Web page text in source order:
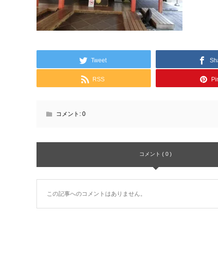
Tweet
RSS
コメント: 0
コメント ( 0 )
この記事へのコメントはありません。